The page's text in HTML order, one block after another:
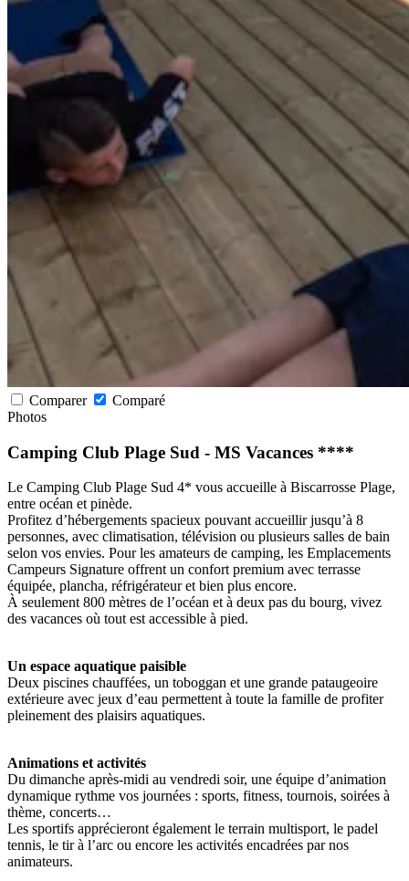
Comparer
Comparé
Photos
Camping Club Plage Sud - MS Vacances ****
Le Camping Club Plage Sud 4* vous accueille à Biscarrosse Plage,
entre océan et pinède.
Profitez d’hébergements spacieux pouvant accueillir jusqu’à 8
personnes, avec climatisation, télévision ou plusieurs salles de bain
selon vos envies. Pour les amateurs de camping, les Emplacements
Campeurs Signature offrent un confort premium avec terrasse
équipée, plancha, réfrigérateur et bien plus encore.
À seulement 800 mètres de l’océan et à deux pas du bourg, vivez
des vacances où tout est accessible à pied.
Un espace aquatique paisible
Deux piscines chauffées, un toboggan et une grande pataugeoire
extérieure avec jeux d’eau permettent à toute la famille de profiter
pleinement des plaisirs aquatiques.
Animations et activités
Du dimanche après-midi au vendredi soir, une équipe d’animation
dynamique rythme vos journées : sports, fitness, tournois, soirées à
thème, concerts…
Les sportifs apprécieront également le terrain multisport, le padel
tennis, le tir à l’arc ou encore les activités encadrées par nos
animateurs.